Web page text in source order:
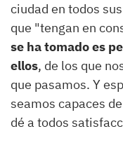
ciudad en todos
que "tengan en
se ha tomado es
ellos, de los que
que pasamos. Y
seamos capaces
dé a todos